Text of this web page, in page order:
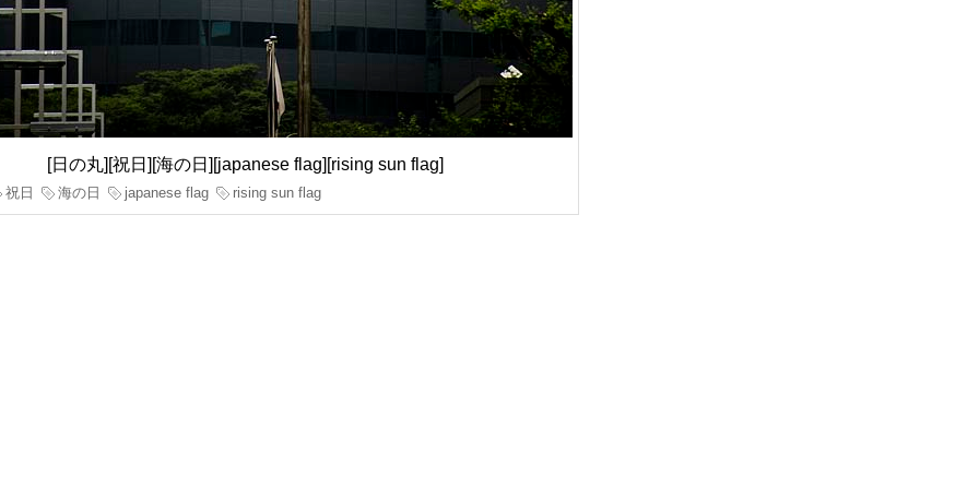
[日の丸][祝日][海の日][japanese flag][rising sun flag]
祝日 海の日 japanese flag rising sun flag